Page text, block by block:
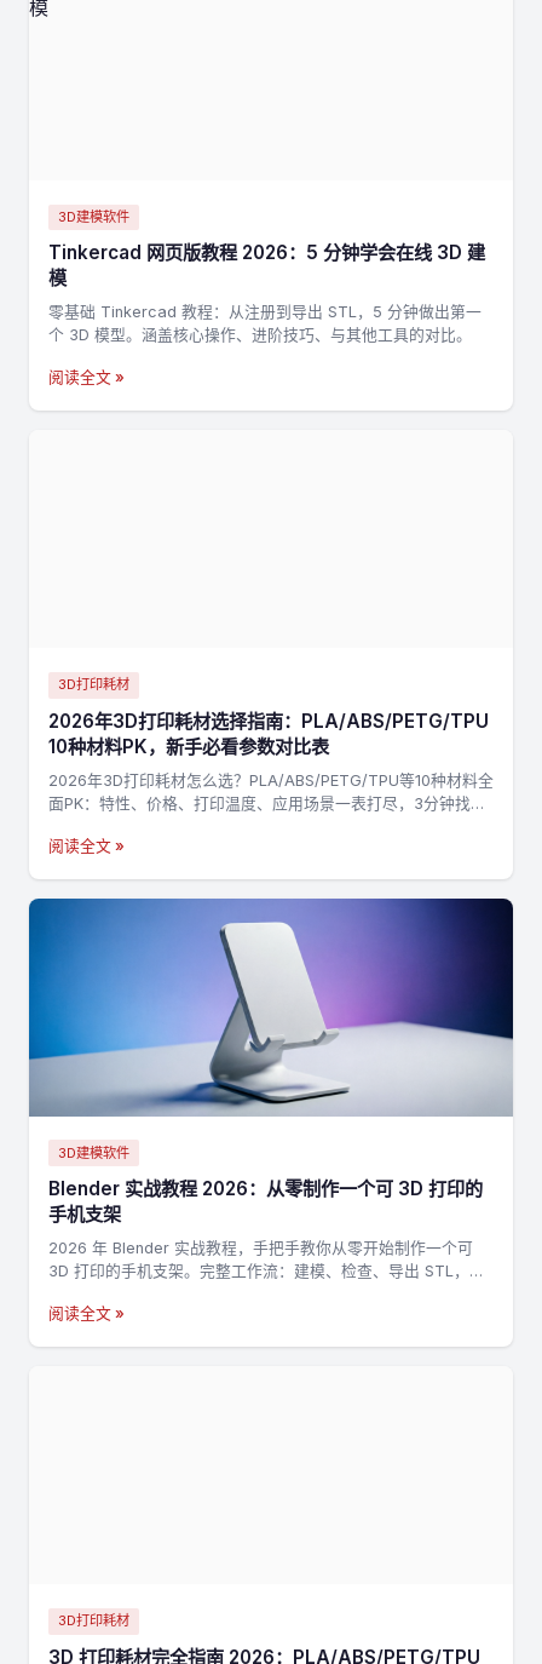
3D建模软件
Tinkercad 网页版教程 2026：5 分钟学会在线 3D 建
模
零基础 Tinkercad 教程：从注册到导出 STL，5 分钟做出第一
个 3D 模型。涵盖核心操作、进阶技巧、与其他工具的对比。
阅读全文 »
3D打印耗材
2026年3D打印耗材选择指南：PLA/ABS/PETG/TPU
10种材料PK，新手必看参数对比表
2026年3D打印耗材怎么选？PLA/ABS/PETG/TPU等10种材料全
面PK：特性、价格、打印温度、应用场景一表打尽，3分钟找到
阅读全文 »
3D建模软件
Blender 实战教程 2026：从零制作一个可 3D 打印的
手机支架
2026 年 Blender 实战教程，手把手教你从零开始制作一个可
3D 打印的手机支架。完整工作流：建模、检查、导出 STL，适
阅读全文 »
3D打印耗材
3D 打印耗材完全指南 2026：PLA/ABS/PETG/TPU